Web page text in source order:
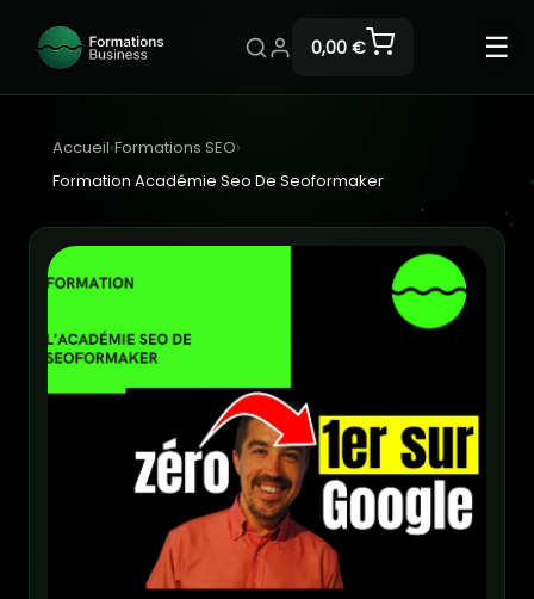
0,00 € ☰
Accueil›Formations SEO›
Formation Académie Seo De Seoformaker